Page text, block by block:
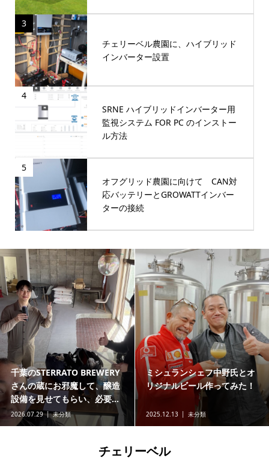
3
チェリーベル農園に、ハイブリッド
インバーター設置
4
SRNE ハイブリッドインバーター用
監視システム FOR PC のインストー
ル方法
5
オフグリッド農園に向けて CAN対
応バッテリーとGROWATTインバー
ターの接続
千葉のSTERRATO BREWERY
さんの蔵にお邪魔して、醸造
設備を見せてもらい、必要...
2026.07.29 未分類
ミシュランシェフ中野氏とオ
リジナルビール作ってみた！
2025.12.13 未分類
チェリーベル